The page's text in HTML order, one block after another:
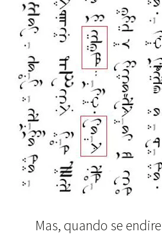
Mas, quando se